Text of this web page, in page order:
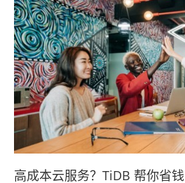
高成本云服务？TiDB 帮你省钱